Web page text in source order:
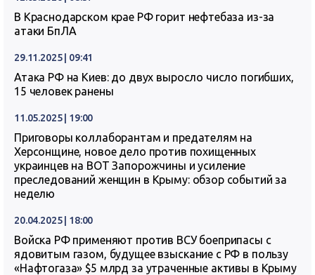
В Краснодарском крае РФ горит нефтебаза из-за
атаки БпЛА
29.11.2025 | 09:41
Атака РФ на Киев: до двух выросло число погибших,
15 человек ранены
11.05.2025 | 19:00
Приговоры коллаборантам и предателям на
Херсонщине, новое дело против похищенных
украинцев на ВОТ Запорожчины и усиление
преследований женщин в Крыму: обзор событий за
неделю
20.04.2025 | 18:00
Войска РФ применяют против ВСУ боеприпасы с
ядовитым газом, будущее взыскание с РФ в пользу
«Нафтогаза» $5 млрд за утраченные активы в Крыму